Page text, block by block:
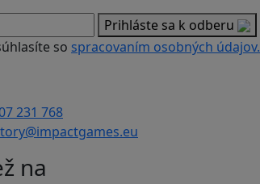
Prihláste sa k odberu
so spracovaním osobných údajov.
231 768
na